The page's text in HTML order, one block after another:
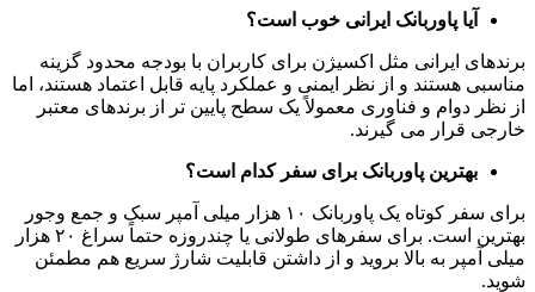
آیا پاوربانک ایرانی خوب است؟
برندهای ایرانی مثل اکسیژن برای کاربران با بودجه محدود گزینه
مناسبی هستند و از نظر ایمنی و عملکرد پایه قابل اعتماد هستند، اما
از نظر دوام و فناوری معمولاً یک سطح پایین تر از برندهای معتبر
خارجی قرار می گیرند.
بهترین پاوربانک برای سفر کدام است؟
برای سفر کوتاه یک پاوربانک ۱۰ هزار میلی آمپر سبک و جمع وجور
بهترین است. برای سفرهای طولانی یا چندروزه حتماً سراغ ۲۰ هزار
میلی آمپر به بالا بروید و از داشتن قابلیت شارژ سریع هم مطمئن
شوید.